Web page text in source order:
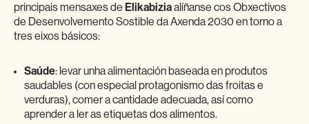
principais mensaxes de Elikabiziaalíñanse cos Obxectivos
de Desenvolvemento Sostible da Axenda 2030 en torno a
tres eixos básicos:
Saúde: levar unha alimentación baseada en produtos
saudables (con especial protagonismo das froitas e
verduras), comer a cantidade adecuada, así como
aprender a ler as etiquetas dos alimentos.